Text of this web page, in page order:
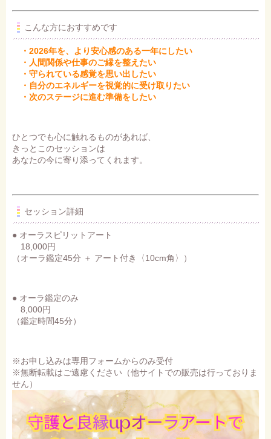
こんな方におすすめです
・2026年を、より安心感のある一年にしたい
・人間関係や仕事のご縁を整えたい
・守られている感覚を思い出したい
・自分のエネルギーを視覚的に受け取りたい
・次のステージに進む準備をしたい
ひとつでも心に触れるものがあれば、
きっとこのセッションは
あなたの今に寄り添ってくれます。
セッション詳細
● オーラスピリットアート
18,000円
（オーラ鑑定45分 ＋ アート付き〈10cm角〉）
● オーラ鑑定のみ
8,000円
（鑑定時間45分）
※お申し込みは専用フォームからのみ受付
※無断転載はご遠慮ください（他サイトでの販売は行っておりま
せん）